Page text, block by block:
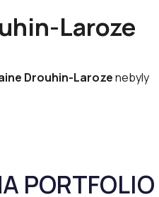
Laroze
Drouhin-Larozenebyly